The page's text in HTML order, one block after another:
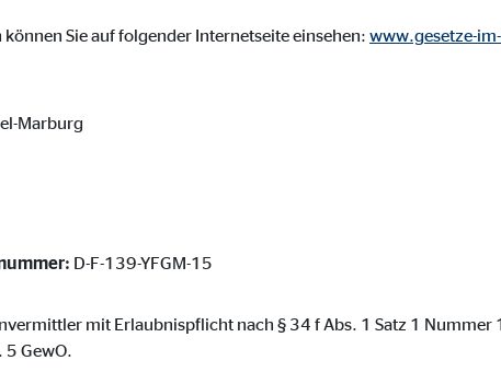
Sie auf folgender Internetseite einsehen: www.gesetze-
Marburg
D-F-139-YFGM-15
mit Erlaubnispflicht nach § 34 f Abs. 1 Satz 1 Nummer
5 GewO.
Sitzung